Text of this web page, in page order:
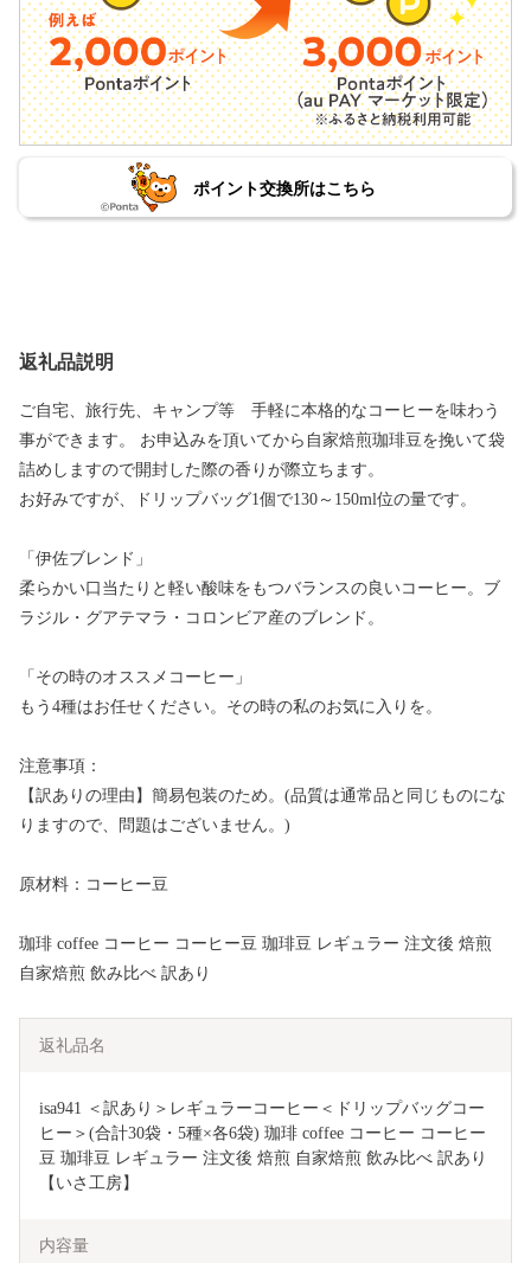
ポイント交換所はこちら
返礼品説明
ご自宅、旅行先、キャンプ等 手軽に本格的なコーヒーを味わう
事ができます。 お申込みを頂いてから自家焙煎珈琲豆を挽いて袋
詰めしますので開封した際の香りが際立ちます。
お好みですが、ドリップバッグ1個で130～150ml位の量です。
「伊佐ブレンド」
柔らかい口当たりと軽い酸味をもつバランスの良いコーヒー。ブ
ラジル・グアテマラ・コロンビア産のブレンド。
「その時のオススメコーヒー」
もう4種はお任せください。その時の私のお気に入りを。
注意事項：
【訳ありの理由】簡易包装のため。(品質は通常品と同じものにな
りますので、問題はございません。)
原材料：コーヒー豆
珈琲 coffee コーヒー コーヒー豆 珈琲豆 レギュラー 注文後 焙煎
自家焙煎 飲み比べ 訳あり
返礼品名
isa941 ＜訳あり＞レギュラーコーヒー＜ドリップバッグコー
ヒー＞(合計30袋・5種×各6袋) 珈琲 coffee コーヒー コーヒー
豆 珈琲豆 レギュラー 注文後 焙煎 自家焙煎 飲み比べ 訳あり
【いさ工房】
内容量